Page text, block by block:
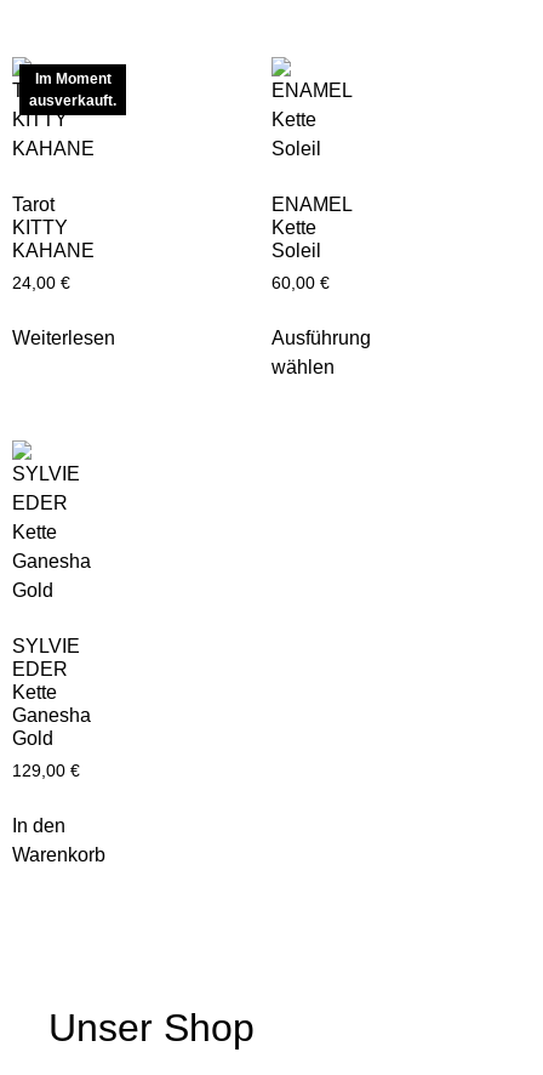
Im Moment
ausverkauft.
Tarot
KITTY
KAHANE
24,00 €
Weiterlesen
ENAMEL
Kette
Soleil
60,00 €
Ausführung
wählen
SYLVIE
EDER
Kette
Ganesha
Gold
129,00 €
In den
Warenkorb
Unser Shop